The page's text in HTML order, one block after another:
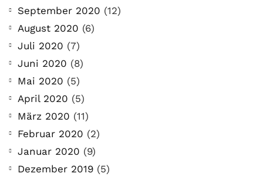
September 2020 (12)
August 2020 (6)
Juli 2020 (7)
Juni 2020 (8)
Mai 2020 (5)
April 2020 (5)
März 2020 (11)
Februar 2020 (2)
Januar 2020 (9)
Dezember 2019 (5)